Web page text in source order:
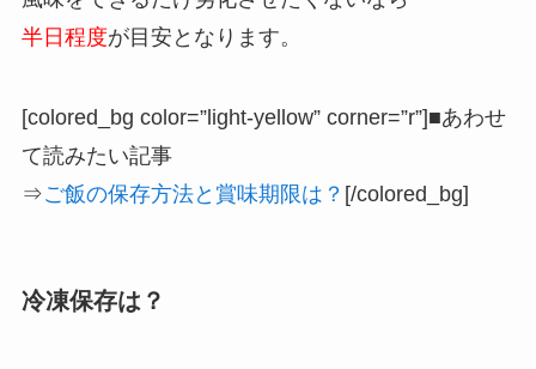
半日程度が目安となります。
[colored_bg color=”light‐yellow” corner=”r”]■あわせ
て読みたい記事
⇒ご飯の保存方法と賞味期限は？ [/colored_bg]
冷凍保存は？